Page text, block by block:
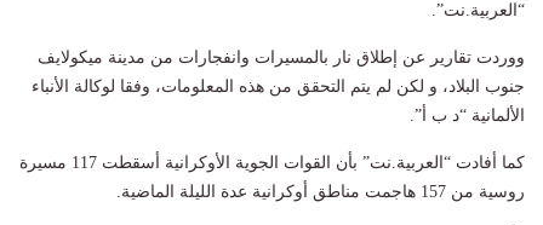
“العربية.نت”.
ووردت تقارير عن إطلاق نار بالمسيرات وانفجارات من مدينة ميكولايف
جنوب البلاد، و لكن لم يتم التحقق من هذه المعلومات، وفقا لوكالة الأنباء
الألمانية “د ب أ”.
كما أفادت “العربية.نت” بأن القوات الجوية الأوكرانية أسقطت 117 مسيرة
روسية من 157 هاجمت مناطق أوكرانية عدة الليلة الماضية.